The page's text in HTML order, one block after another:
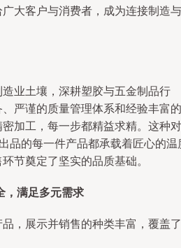
大客户与消费者，成为连接制造与
业土壤，深耕塑胶与五金制品行
严谨的质量管理体系和经验丰富的
加工，每一步都精益求精。这种对
品的每一件产品都承载着匠心的温
节奠定了坚实的品质基础。
，满足多元需求
，展示并销售的种类丰富，覆盖了